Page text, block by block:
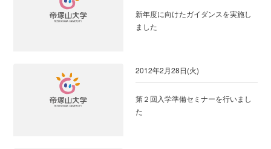
新年度に向けたガイダンスを実施し
ました
2012年2月28日(火)
第２回入学準備セミナーを行いまし
た